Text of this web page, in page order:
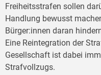
Freiheitsstrafen sollen
Handlung bewusst
Bürger:innen daran
Eine Reintegration der
Gesellschaft ist dabei
Strafvollzugs.